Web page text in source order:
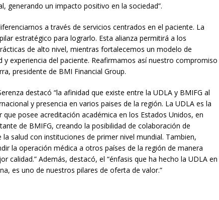
generando un impacto positivo en la sociedad”.
a través de servicios centrados en el paciente. La
estratégico para lograrlo. Esta alianza permitirá a los
de alto nivel, mientras fortalecemos un modelo de
experiencia del paciente. Reafirmamos así nuestro compromiso
presidente de BMI Financial Group.
destacó “la afinidad que existe entre la UDLA y BMIFG al
y presencia en varios paises de la región. La UDLA es la
que posee acreditación académica en los Estados Unidos, en
de BMIFG, creando la posibilidad de colaboración de
salud con instituciones de primer nivel mundial. Tambien,
la operación médica a otros países de la región de manera
calidad.” Además, destacó, el “énfasis que ha hecho la UDLA en
es uno de nuestros pilares de oferta de valor.”